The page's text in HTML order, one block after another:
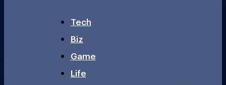
Tech
Biz
Game
Life